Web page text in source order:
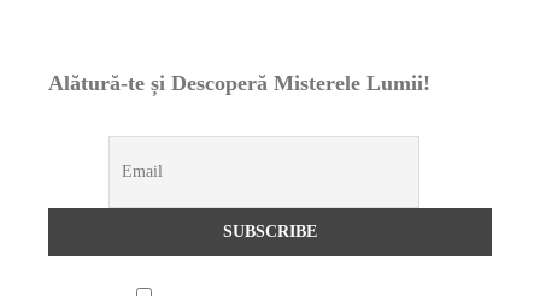
Alătură-te și Descoperă Misterele Lumii!